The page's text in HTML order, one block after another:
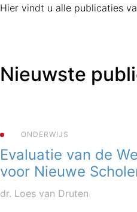
Hier vindt u alle publicaties
Nieuwste
ONDERWIJS
Evaluatie van de
voor Nieuwe
dr. Loes van Druten